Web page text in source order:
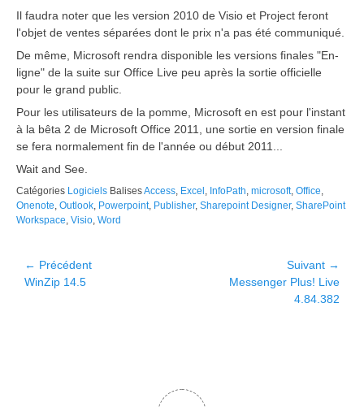
Il faudra noter que les version 2010 de Visio et Project feront
l'objet de ventes séparées dont le prix n'a pas été communiqué.
De même, Microsoft rendra disponible les versions finales "En-
ligne" de la suite sur Office Live peu après la sortie officielle
pour le grand public.
Pour les utilisateurs de la pomme, Microsoft en est pour l'instant
à la bêta 2 de Microsoft Office 2011, une sortie en version finale
se fera normalement fin de l'année ou début 2011...
Wait and See.
Catégories Logiciels BalisesAccess, Excel , InfoPath, microsoft, Office,
Onenote, Outlook, Powerpoint, Publisher, Sharepoint Designer, SharePoint
Workspace, Visio, Word
Navigation
de
← Précédent
Article
WinZip 14.5
Suivant →
Messenger Plus! Live
4.84.382